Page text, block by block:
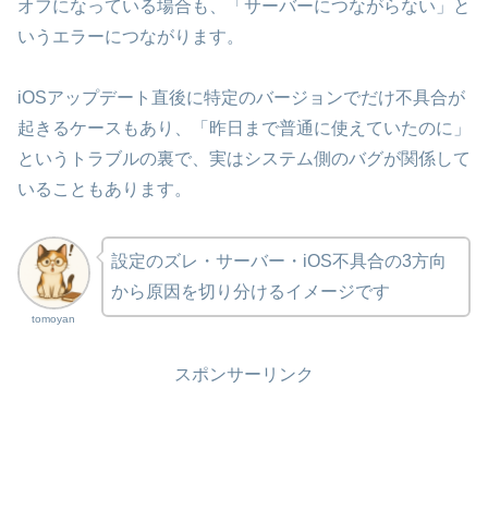
オフになっている場合も、「サーバーにつながらない」と
いうエラーにつながります。
iOSアップデート直後に特定のバージョンでだけ不具合が
起きるケースもあり、「昨日まで普通に使えていたのに」
というトラブルの裏で、実はシステム側のバグが関係して
いることもあります。
tomoyan
設定のズレ・サーバー・iOS不具合の3方向
から原因を切り分けるイメージです
スポンサーリンク